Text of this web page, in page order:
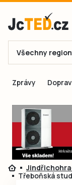
E-mail
Všechny
Zprávy
Třeboňská